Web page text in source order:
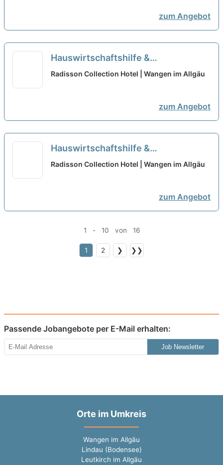
zum Angebot
Hauswirtschaftshilfe &
Betreuungskraft Senioren (m/w/d) -
Radisson Collection Hotel | Wangen im Allgäu
zum Angebot
Hauswirtschaftshilfe &
Betreuungskraft Senioren (m/w/d) -
Radisson Collection Hotel | Wangen im Allgäu
zum Angebot
1 - 10 von 16
1 2 ❯ ❯❯
Passende Jobangebote per E-Mail erhalten:
Job Newsletter
Orte im Umkreis
Wangen im Allgäu
Lindau (Bodensee)
Leutkirch im Allgäu